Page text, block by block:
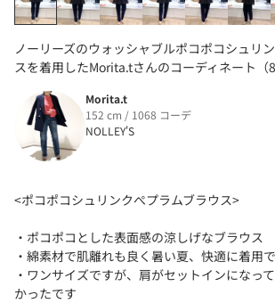
ノーリーズのウォッシャブルポコポコシュリ
スを着用したMorita.tさんのコーディネート（
Morita.t
152 cm / 1068 コーデ
NOLLEY'S
<ポコポコシュリンクぺプラムブラウス>
・ポコポコとした表面感の涼しげなブラウス
・綿素材で肌離れも良く暑い夏、快適に着用
・ワンサイズですが、肩がセットインになっ
かったです